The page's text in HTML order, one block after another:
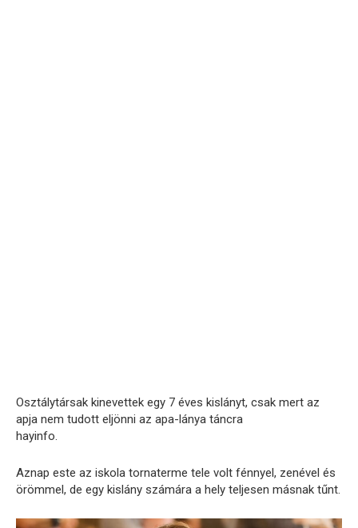
Osztálytársak kinevettek egy 7 éves kislányt, csak mert az
apja nem tudott eljönni az apa-lánya táncra
hayinfo.
Aznap este az iskola tornaterme tele volt fénnyel, zenével és
örömmel, de egy kislány számára a hely teljesen másnak tűnt.